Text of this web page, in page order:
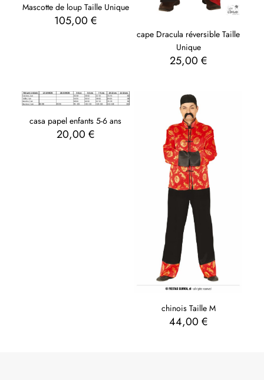
Mascotte de loup Taille Unique
105,00€
cape Dracula réversible Taille
Unique
25,00 €
casa papel enfants 5-6 ans
20,00€
chinois Taille M
44,00 €